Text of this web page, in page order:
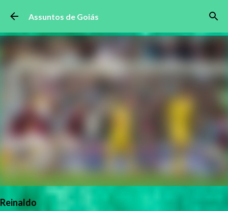
Pular para o conteúdo principal
Assuntos de Goiás
Reinaldo